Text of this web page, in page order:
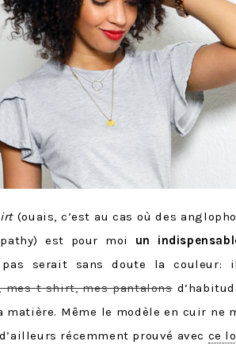
(ouais, c’est au cas où des
est pour moi un
pas serait sans doute la
mes t-shirt, mes pantalons
matière. Même le modèle en cuir ne
récemment prouvé avec ce